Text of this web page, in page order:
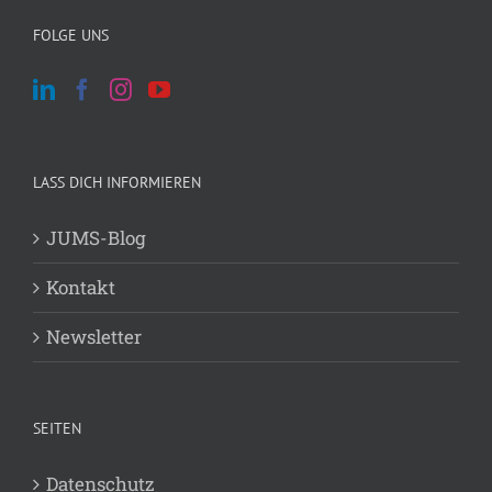
LASS DICH INFORMIEREN
JUMS-Blog